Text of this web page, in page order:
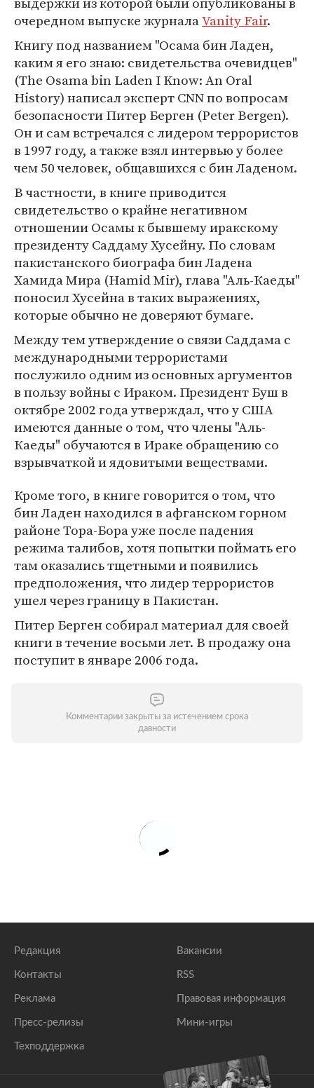
очередном выпуске журналаVanity Fair.
Книгу под названием "Осама бин Ладен,
каким я его знаю: свидетельства очевидцев"
(The Osama bin Laden I Know: An Oral
History) написал эксперт CNN по вопросам
безопасности Питер Берген (Peter Bergen).
Он и сам встречался с лидером террористов
в 1997 году, а также взял интервью у более
чем 50 человек, общавшихся с бин Ладеном.
В частности, в книге приводится
свидетельство о крайне негативном
отношении Осамы к бывшему иракскому
президенту Саддаму Хусейну. По словам
пакистанского биографа бин Ладена
Хамида Мира (Hamid Mir), глава "Аль-Каеды"
поносил Хусейна в таких выражениях,
которые обычно не доверяют бумаге.
Между тем утверждение о связи Саддама с
международными террористами
послужило одним из основных аргументов
в пользу войны с Ираком. Президент Буш в
октябре 2002 года утверждал, что у США
имеются данные о том, что члены "Аль-
Каеды" обучаются в Ираке обращению со
взрывчаткой и ядовитыми веществами.
Кроме того, в книге говорится о том, что
бин Ладен находился в афганском горном
районе Тора-Бора уже после падения
режима талибов, хотя попытки поймать его
там оказались тщетными и появились
предположения, что лидер террористов
ушел через границу в Пакистан.
Питер Берген собирал материал для своей
книги в течение восьми лет. В продажу она
поступит в январе 2006 года.
Комментарии закрыты за истечением срока
давности
Редакция
Контакты
Реклама
Пресс-релизы
Техподдержка
Вакансии
RSS
Правовая информация
Мини-игры